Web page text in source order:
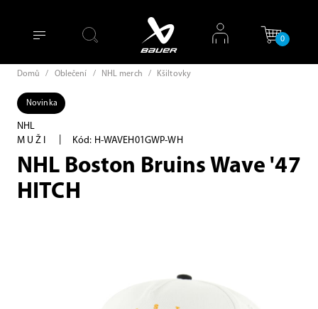
0
Domů / Oblečení / NHL merch / Kšiltovky
Novinka
NHL
MUŽI
Kód: H-WAVEH01GWP-WH
NHL Boston Bruins Wave '47
HITCH